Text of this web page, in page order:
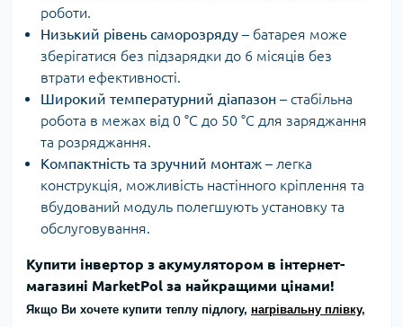
роботи.
Низький рівень саморозряду – батарея може
зберігатися без підзарядки до 6 місяців без
втрати ефективності.
Широкий температурний діапазон – стабільна
робота в межах від 0 °C до 50 °C для заряджання
та розряджання.
Компактність та зручний монтаж – легка
конструкція, можливість настінного кріплення та
вбудований модуль полегшують установку та
обслуговування.
Купити інвертор з акумулятором в інтернет-
магазині MarketPol за найкращими цінами!
Якщо Ви хочете купити теплу підлогу, нагрівальну плівку,